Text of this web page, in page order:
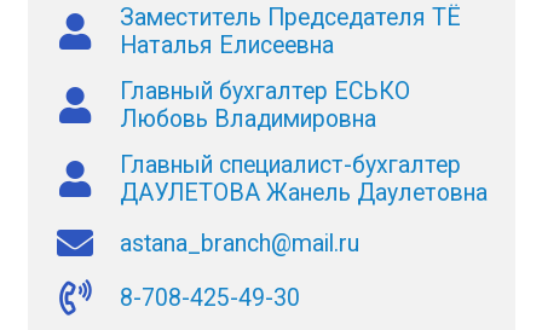
Заместитель Председателя ТЁ
Наталья Елисеевна
Главный бухгалтер ЕСЬКО
Любовь Владимировна
Главный специалист-бухгалтер
ДАУЛЕТОВА Жанель Даулетовна
astana_branch@mail.ru
8-708-425-49-30